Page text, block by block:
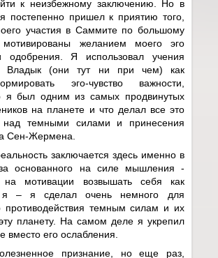
к неизбежному заключению. Но в
я постепенно пришел к приятию того,
участия в Саммите по большому
желанием моего эго
одобрения. Я использовал учения
Владык (они тут ни при чем) как
эго-чувство важности,
я был одним из самых продвинутых
на планете и что делал все это
темными силами и принесения
Сен-Жермена.
заключается здесь именно в
основанного на силе мышления -
на мотивации возвышать себя как
я – я сделал очень немного для
противодействия темным силам и их
планету. На самом деле я укрепил
вместо его ослабления.
признание, но еще раз,